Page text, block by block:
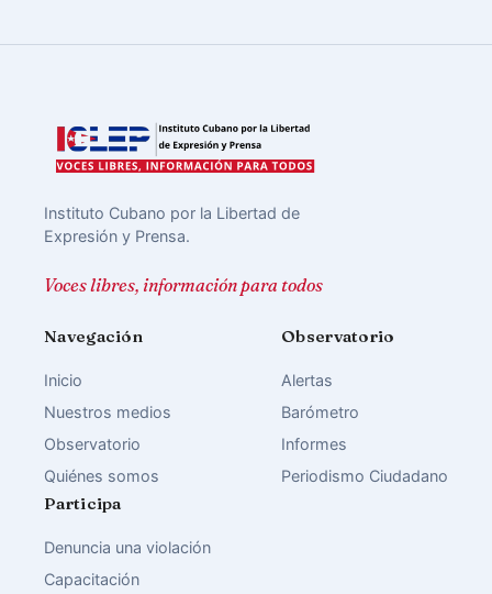
Instituto Cubano por la Libertad de
Expresión y Prensa.
Voces libres, información para todos
Navegación
Inicio
Nuestros medios
Observatorio
Quiénes somos
Observatorio
Alertas
Barómetro
Informes
Periodismo Ciudadano
Participa
Denuncia una violación
Capacitación